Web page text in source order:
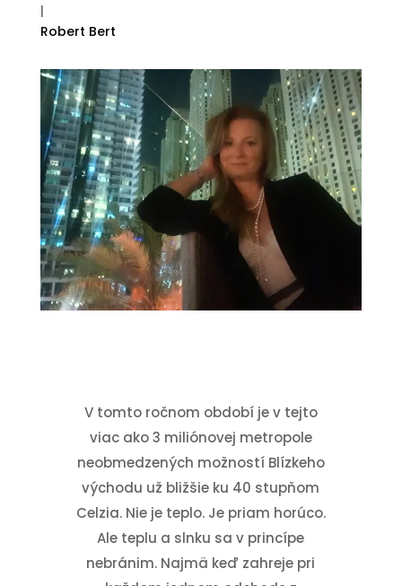
|
Robert Bert
V tomto ročnom období je v tejto
viac ako 3 miliónovej metropole
neobmedzených možností Blízkeho
východu už bližšie ku 40 stupňom
Celzia. Nie je teplo. Je priam horúco.
Ale teplu a slnku sa v princípe
nebránim. Najmä keď zahreje pri